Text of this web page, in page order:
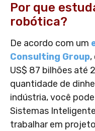
Por que
robótica?
De acordo com um
Consulting Group,
US$ 87 bilhões até
quantidade de
indústria, você
Sistemas
trabalhar em